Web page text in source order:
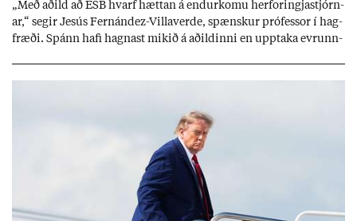
„Með að­ild að ESB hvarf hætt­an á end­ur­komu her­for­ingja­stjórn­
ar,“ seg­ir Jesús Fer­nández-Villa­ver­de, spænsk­ur pró­fess­or í hag­
fræði. Spánn hafi hagn­ast mik­ið á að­ild­inni en upp­taka evr­unn­